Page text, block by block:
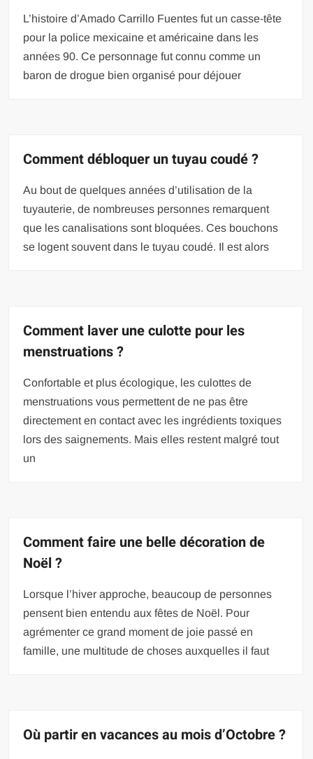
L’histoire d’Amado Carrillo Fuentes fut un casse-tête
pour la police mexicaine et américaine dans les
années 90. Ce personnage fut connu comme un
baron de drogue bien organisé pour déjouer
Comment débloquer un tuyau coudé ?
Au bout de quelques années d’utilisation de la
tuyauterie, de nombreuses personnes remarquent
que les canalisations sont bloquées. Ces bouchons
se logent souvent dans le tuyau coudé. Il est alors
Comment laver une culotte pour les
menstruations ?
Confortable et plus écologique, les culottes de
menstruations vous permettent de ne pas être
directement en contact avec les ingrédients toxiques
lors des saignements. Mais elles restent malgré tout
un
Comment faire une belle décoration de
Noël ?
Lorsque l’hiver approche, beaucoup de personnes
pensent bien entendu aux fêtes de Noël. Pour
agrémenter ce grand moment de joie passé en
famille, une multitude de choses auxquelles il faut
Où partir en vacances au mois d’Octobre ?